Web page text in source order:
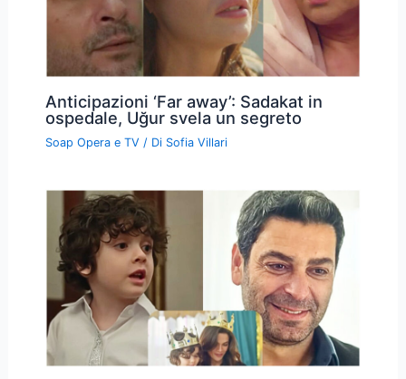
Anticipazioni ‘Far away’: Sadakat in
ospedale, Uğur svela un segreto
Soap Opera e TV / Di Sofia Villari